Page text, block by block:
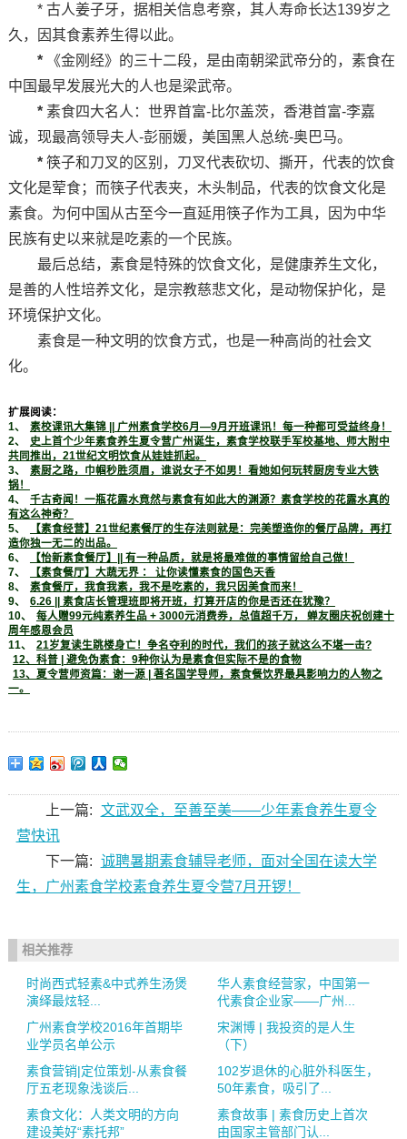
* 古人姜子牙，据相关信息考察，其人寿命长达139岁之
久，因其食素养生得以此。
*《金刚经》的三十二段，是由南朝梁武帝分的，素食在
中国最早发展光大的人也是梁武帝。
* 素食四大名人：世界首富-比尔盖茨，香港首富-李嘉
诚，现最高领导夫人-彭丽媛，美国黑人总统-奥巴马。
* 筷子和刀叉的区别，刀叉代表砍切、撕开，代表的饮食
文化是荤食；而筷子代表夹，木头制品，代表的饮食文化是
素食。为何中国从古至今一直延用筷子作为工具，因为中华
民族有史以来就是吃素的一个民族。
最后总结，素食是特殊的饮食文化，是健康养生文化，
是善的人性培养文化，是宗教慈悲文化，是动物保护化，是
环境保护文化。
素食是一种文明的饮食方式，也是一种高尚的社会文
化。
扩展阅读：
1、
素校课讯大集锦 || 广州素食学校6月—9月开班课讯！每一种都可受益终身！
2、
史上首个少年素食养生夏令营广州诞生，素食学校联手军校基地、师大附中
共同推出，21世纪文明饮食从娃娃抓起。
3、
素厨之路，巾帼秒胜须眉，谁说女子不如男！看她如何玩转厨房专业大铁
锅！
4、
千古奇闻！一瓶花露水竟然与素食有如此大的渊源？素食学校的花露水真的
有这么神奇？
5、
【素食经营】21世纪素餐厅的生存法则就是：完美塑造你的餐厅品牌，再打
造你独一无二的出品。
6、
【怡新素食餐厅】|| 有一种品质，就是将最难做的事情留给自己做！
7、
【素食餐厅】大蔬无界 ： 让你读懂素食的国色天香
8、
素食餐厅，我食我素，我不是吃素的，我只因美食而来！
9、
6.26 || 素食店长管理班即将开班，打算开店的你是否还在犹豫？
10、
每人赠99元纯素养生品 + 3000元消费券，总值超千万， 蝉友圈庆祝创建十
周年感恩会员
11、
21岁复读生跳楼身亡！争名夺利的时代，我们的孩子就这么不堪一击?
12、科普 | 避免伪素食：9种你认为是素食但实际不是的食物
13、夏令营师资篇：谢一源 | 著名国学导师，素食餐饮界最具影响力的人物之
一。
上一篇: 文武双全，至善至美——少年素食养生夏令
营快讯
下一篇: 诚聘暑期素食辅导老师，面对全国在读大学
生，广州素食学校素食养生夏令营7月开锣！
相关推荐
时尚西式轻素&中式养生汤煲
演绎最炫轻...
华人素食经营家，中国第一
代素食企业家——广州...
广州素食学校2016年首期毕
业学员名单公示
宋渊博 | 我投资的是人生
（下）
素食营销|定位策划-从素食餐
厅五老现象浅谈后...
102岁退休的心脏外科医生，
50年素食，吸引了...
素食文化：人类文明的方向
建设美好“素托邦”
素食故事 | 素食历史上首次
由国家主管部门认...